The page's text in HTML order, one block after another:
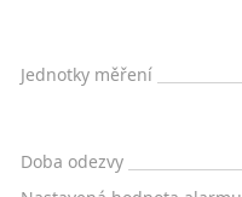
Jednotky měření
Doba odezvy